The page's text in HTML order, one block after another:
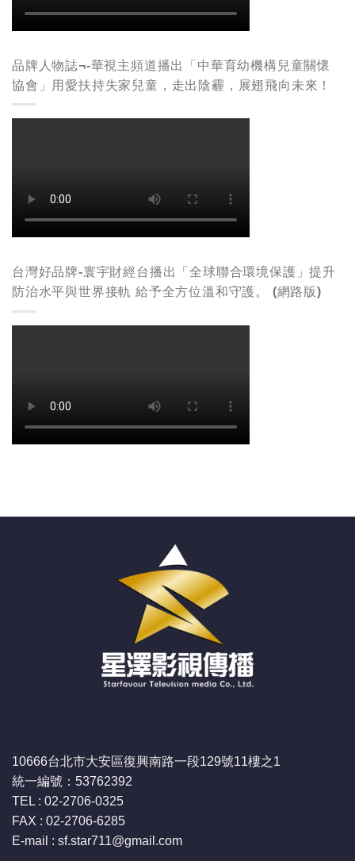
品牌人物誌¬-華視主頻道播出「中華育幼機構兒童關懷
協會」用愛扶持失家兒童，走出陰霾，展翅飛向未來！
台灣好品牌-寰宇財經台播出「全球聯合環境保護」提升
防治水平與世界接軌 給予全方位溫和守護。 (網路版)
10666台北市大安區復興南路一段129號11樓之1
統一編號：53762392
TEL : 02-2706-0325
FAX : 02-2706-6285
E-mail : sf.star711@gmail.com